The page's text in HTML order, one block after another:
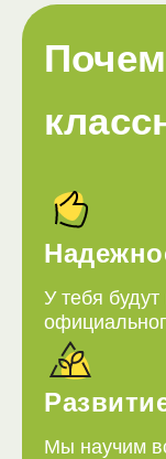
У тебя
Мы научим